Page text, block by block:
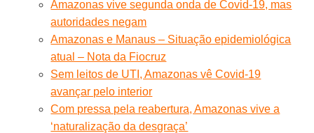
Amazonas vive segunda onda de Covid-19, mas
autoridades negam
Amazonas e Manaus – Situação epidemiológica
atual – Nota da Fiocruz
Sem leitos de UTI, Amazonas vê Covid-19
avançar pelo interior
Com pressa pela reabertura, Amazonas vive a
‘naturalização da desgraça’